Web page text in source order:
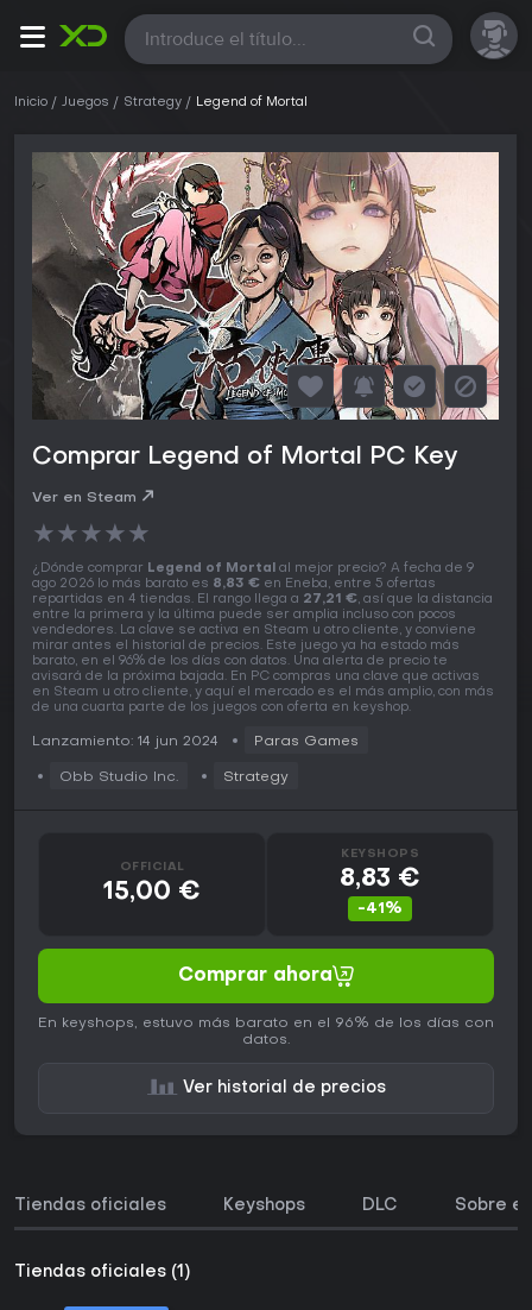
Todas
Inicio Juegos Strategy Legend of Mortal
Comprar Legend of Mortal PC Key
Ver en Steam
★★★★★
¿Dónde comprar Legend of Mortal al mejor precio? A fecha de 9
ago 2026 lo más barato es 8,83 € en Eneba, entre 5 ofertas
repartidas en 4 tiendas. El rango llega a 27,21 €, así que la distancia
entre la primera y la última puede ser amplia incluso con pocos
vendedores. La clave se activa en Steam u otro cliente, y conviene
mirar antes el historial de precios. Este juego ya ha estado más
barato, en el 96% de los días con datos. Una alerta de precio te
avisará de la próxima bajada. En PC compras una clave que activas
en Steam u otro cliente, y aquí el mercado es el más amplio, con más
de una cuarta parte de los juegos con oferta en keyshop.
Lanzamiento: 14 jun 2024 Paras Games
Obb Studio Inc. Strategy
OFFICIAL
15,00 €
KEYSHOPS
8,83 €
-41%
Comprar ahora
En keyshops, estuvo más barato en el 96% de los días con
datos.
Ver historial de precios
Tiendas oficiales Keyshops DLC Sobre
Tiendas oficiales (1)